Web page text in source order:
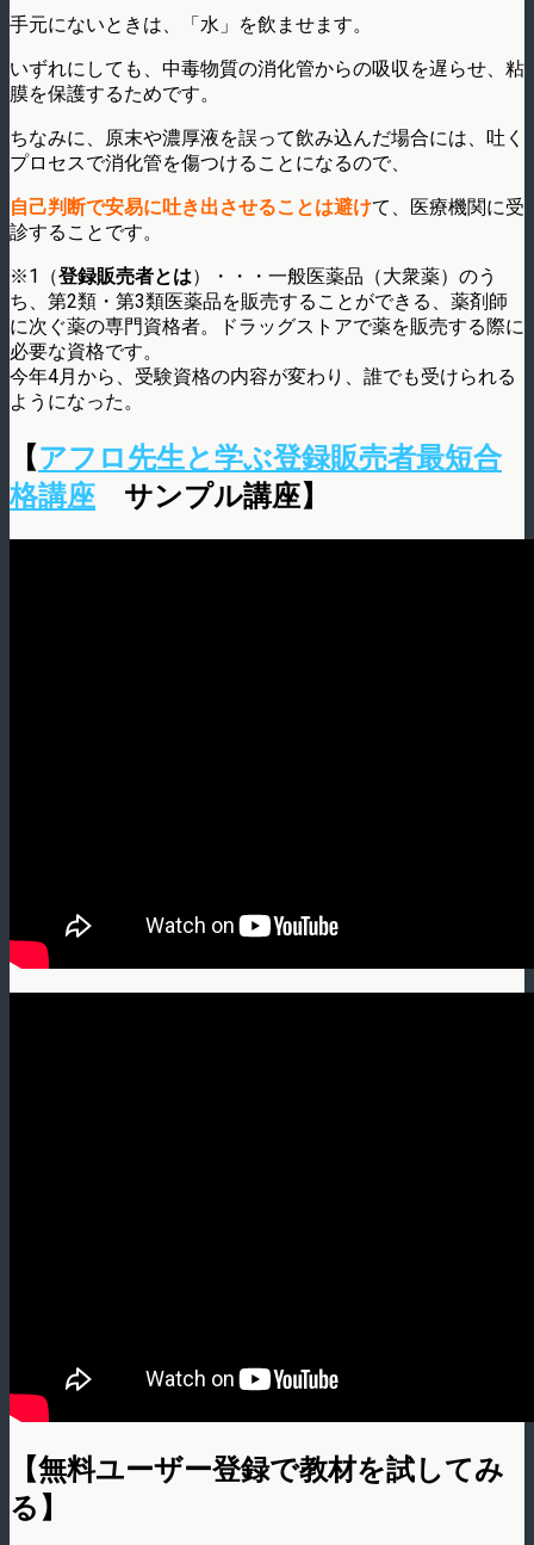
手元にないときは、「水」を飲ませます。
いずれにしても、中毒物質の消化管からの吸収を遅らせ、粘
膜を保護するためです。
ちなみに、原末や濃厚液を誤って飲み込んだ場合には、吐く
プロセスで消化管を傷つけることになるので、
自己判断で安易に吐き出させることは避けて、医療機関に受
診することです。
※1（登録販売者とは）・・・一般医薬品（大衆薬）のう
ち、第2類・第3類医薬品を販売することができる、薬剤師
に次ぐ薬の専門資格者。ドラッグストアで薬を販売する際に
必要な資格です。
今年4月から、受験資格の内容が変わり、誰でも受けられる
ようになった。
【アフロ先生と学ぶ登録販売者最短合
格講座 サンプル講座】
【無料ユーザー登録で教材を試してみ
る】